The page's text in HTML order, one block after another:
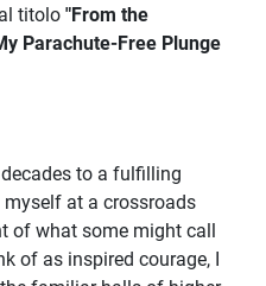
titolo "From the
Parachute-Free Plunge
to a fulfilling
at a crossroads
of what some might call
of as inspired courage, I